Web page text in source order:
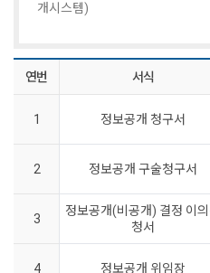
개시스템)
연번 서식
1 정보공개 청구서
2 정보공개 구술청구서
3
정보공개(비공개) 결정 이의
청서
4 정보공개 위임장